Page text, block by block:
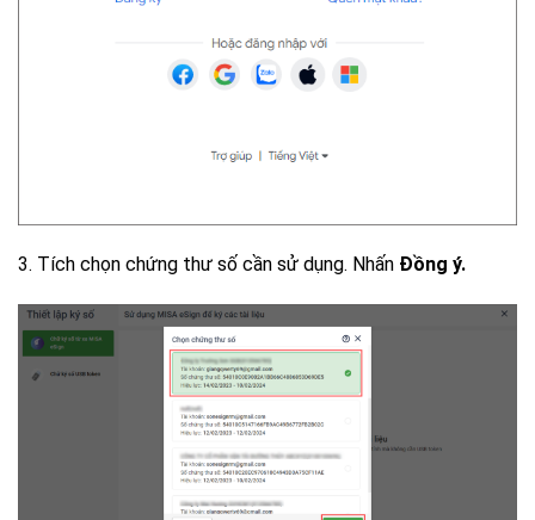
3. Tích chọn chứng thư số cần sử dụng. Nhấn Đồng ý.